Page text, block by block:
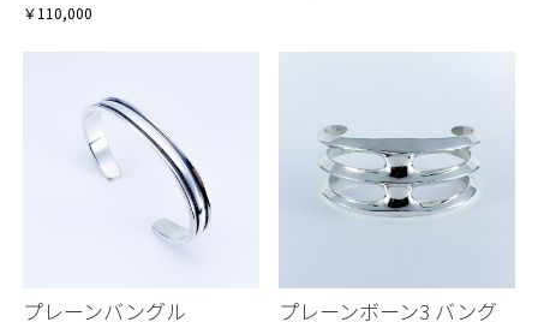
￥110,000
プレーンバングル プレーンボーン3 バング